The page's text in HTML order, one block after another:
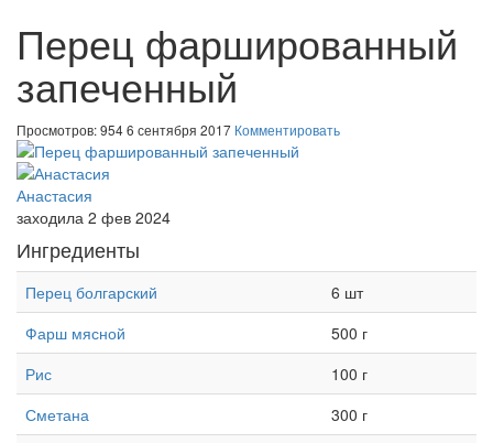
Перец фаршированный
запеченный
Просмотров: 9546 сентября 2017 Комментировать
Анастасия
заходила 2 фев 2024
Ингредиенты
Перец болгарский
6 шт
Фарш мясной
500 г
Рис
100 г
Сметана
300 г